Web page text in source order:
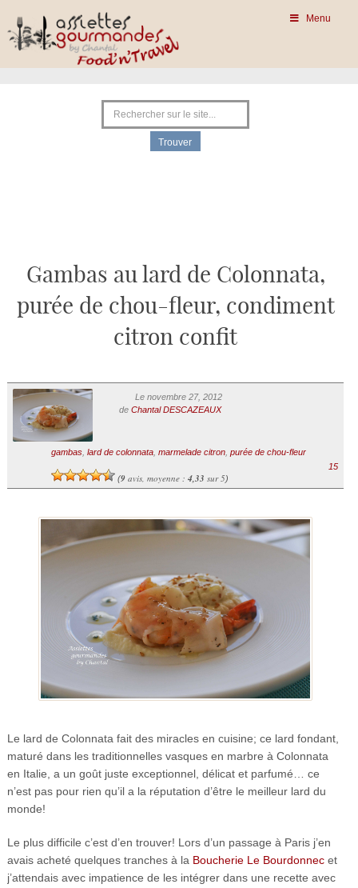
Menu
Gambas au lard de Colonnata,
purée de chou-fleur, condiment
citron confit
Le novembre 27, 2012
de Chantal DESCAZEAUX
gambas, lard de colonnata, marmelade citron, purée de chou-fleur
(9avis, moyenne : 4,33 sur 5)
15
Le lard de Colonnata fait des miracles en cuisine; ce lard fondant,
maturé dans les traditionnelles vasques en marbre à Colonnata
en Italie, a un goût juste exceptionnel, délicat et parfumé… ce
n’est pas pour rien qu’il a la réputation d’être le meilleur lard du
monde!
Le plus difficile c’est d’en trouver! Lors d’un passage à Paris j’en
avais acheté quelques tranches à la Boucherie Le Bourdonnecet
j’attendais avec impatience de les intégrer dans une recette avec